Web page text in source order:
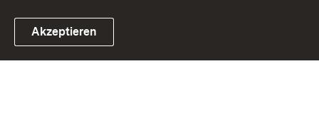
Link zum Landesportal
Akzeptieren